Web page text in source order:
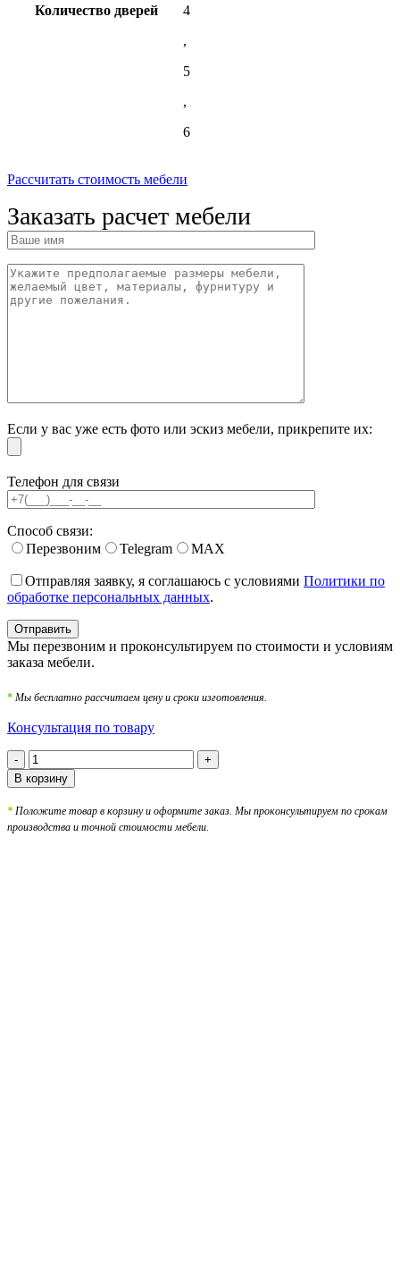
Количество дверей
4
,
5
,
6
Рассчитать стоимость мебели
Заказать расчет мебели
Если у вас уже есть фото или эскиз мебели, прикрепите их:
Телефон для связи
Способ связи:
Перезвоним
Telegram MAX
Отправляя заявку, я соглашаюсь с условиями Политики по
обработке персональных данных.
Мы перезвоним и проконсультируем по стоимости и условиям
заказа мебели.
* Мы бесплатно рассчитаем цену и сроки изготовления.
Консультация по товару
Количество
товара
Двери
В корзину
* Положите товар в корзину и оформите заказ. Мы проконсультируем по срокам
производства и точной стоимости мебели.